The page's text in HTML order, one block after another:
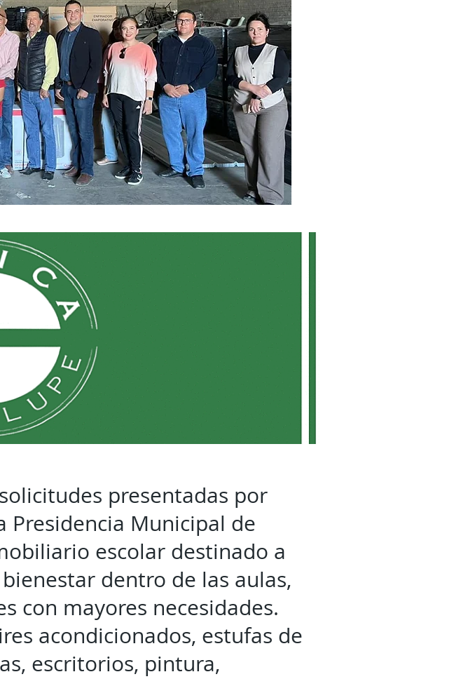
presentadas por
Presidencia Municipal de
escolar destinado a
dentro de las aulas,
con mayores necesidades.
acondicionados, estufas de
escritorios, pintura,